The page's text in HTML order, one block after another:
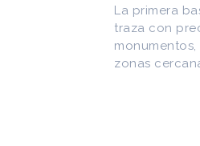
CEDODAL e
Arquitectura
más de